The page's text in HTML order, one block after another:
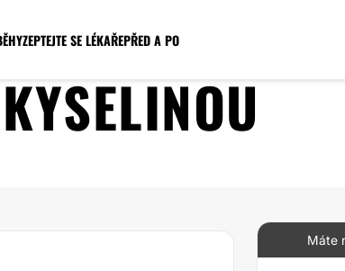
ZEPTEJTE SE LÉKAŘEPŘED A PO
Máte